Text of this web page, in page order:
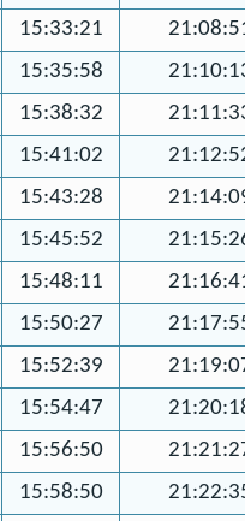
15:33:21
15:35:58
15:38:32
15:41:02
15:43:28
15:45:52
15:48:11
15:50:27
15:52:39
15:54:47
15:56:50
15:58:50